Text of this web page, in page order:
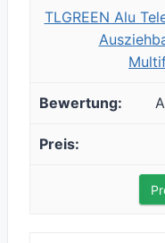
TLGREEN Alu